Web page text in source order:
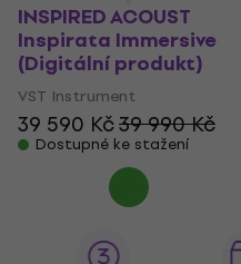
INSPIRED ACOUST
Inspirata Immersive
(Digitální produkt)
VST Instrument
39 590 Kč39 990 Kč
Dostupné ke stažení